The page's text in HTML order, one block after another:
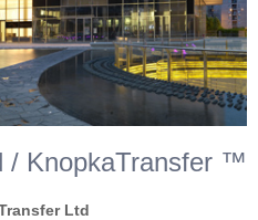
/ KnopkaTransfer ™
Ltd